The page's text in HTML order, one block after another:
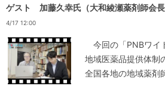
ゲスト 加藤久幸氏（大和綾瀬薬剤師会長
4/17 12:00
今回の「PNBワイ
地域医薬品提供体制
全国各地の地域薬剤